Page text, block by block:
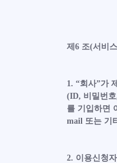
제6 조(서비
1. “회사”가
(ID, 비밀번
를 기입하면
mail 또는 기
2. 이용신청